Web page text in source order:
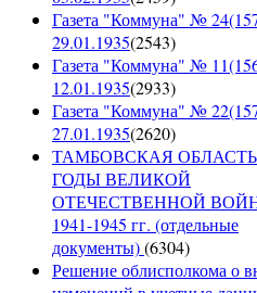
Газета "Коммуна" №
29.01.1935(2543)
Газета "Коммуна" №
12.01.1935(2933)
Газета "Коммуна" №
27.01.1935(2620)
ТАМБОВСКАЯ
ГОДЫ ВЕЛИКОЙ
ОТЕЧЕСТВЕННОЙ
1941-1945 гг. (отдельные
документы)(6304)
Решение облисполкома о